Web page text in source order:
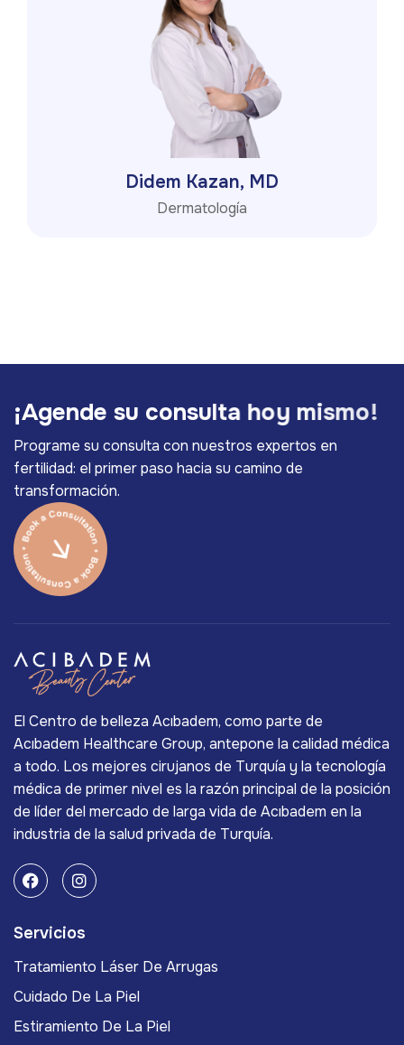
Didem Kazan, MD
Dermatología
¡Agende su consulta hoy mismo!
Programe su consulta con nuestros expertos en
fertilidad: el primer paso hacia su camino de
transformación.
El Centro de belleza Acıbadem, como parte de
Acıbadem Healthcare Group, antepone la calidad médica
a todo. Los mejores cirujanos de Turquía y la tecnología
médica de primer nivel es la razón principal de la posición
de líder del mercado de larga vida de Acıbadem en la
industria de la salud privada de Turquía.
Servicios
Tratamiento Láser De Arrugas
Cuidado De La Piel
Estiramiento De La Piel